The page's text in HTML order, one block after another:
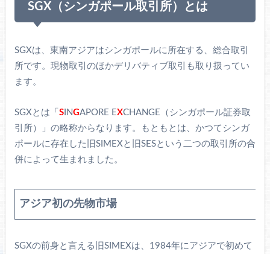
SGX（シンガポール取引所）とは
SGXは、東南アジアはシンガポールに所在する、総合取引
所です。現物取引のほかデリバティブ取引も取り扱ってい
ます。
SGXとは「 SINGAPORE EXCHANGE（シンガポール証券取
引所）」の略称からなります。もともとは、かつてシンガ
ポールに存在した旧SIMEXと旧SESという二つの取引所の合
併によって生まれました。
アジア初の先物市場
SGXの前身と言える旧SIMEXは、1984年にアジアで初めて